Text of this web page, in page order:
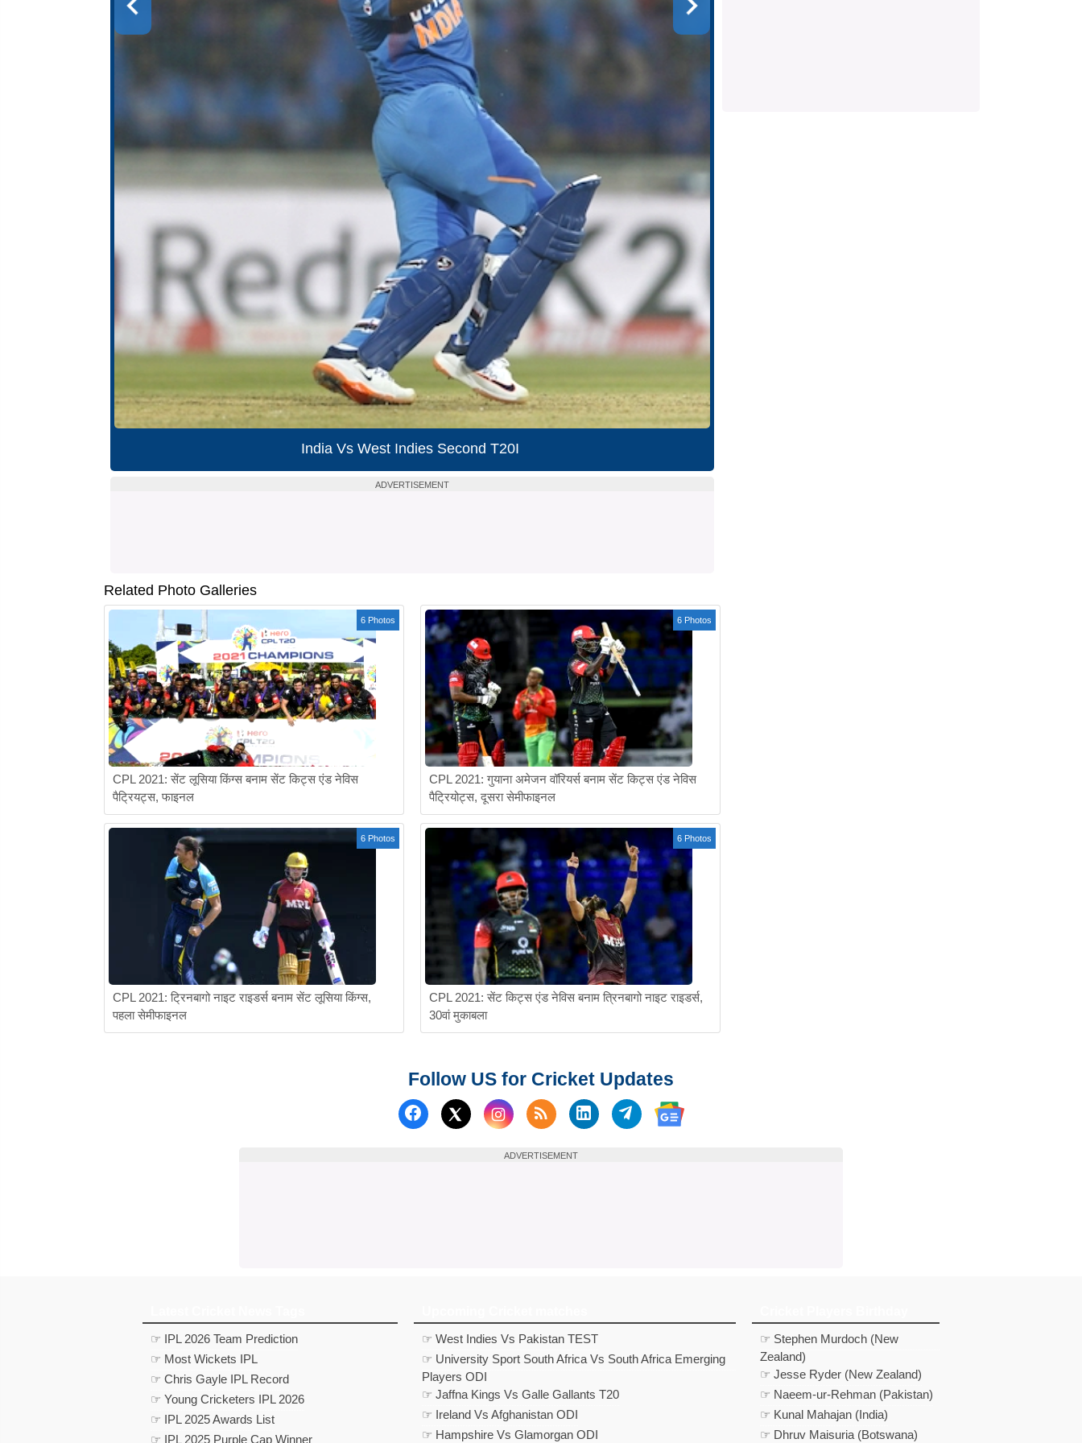
India Vs West Indies Second T20I
ADVERTISEMENT
Related Photo Galleries
6 Photos
CPL 2021: सेंट लूसिया किंग्स बनाम सेंट किट्स एंड नेविस
पैट्रियट्स, फाइनल
6 Photos
CPL 2021: गुयाना अमेजन वॉरियर्स बनाम सेंट किट्स एंड नेविस
पैट्रियोट्स, दूसरा सेमीफाइनल
6 Photos
CPL 2021: ट्रिनबागो नाइट राइडर्स बनाम सेंट लूसिया किंग्स,
पहला सेमीफाइनल
6 Photos
CPL 2021: सेंट किट्स एंड नेविस बनाम त्रिनबागो नाइट राइडर्स,
30वां मुकाबला
Follow US for Cricket Updates
Follow us on Facebook
Follow us on X (Twitter)
Subscribe to our RSS Feed
Follow us on LinkedIn
Follow us on Telegram
Follow us on Google News
ADVERTISEMENT
☞ IPL 2026 Team Prediction
☞ Most Wickets IPL
☞ Chris Gayle IPL Record
☞ Young Cricketers IPL 2026
☞ IPL 2025 Awards List
☞ IPL 2025 Purple Cap Winner
☞ West Indies Vs Pakistan TEST
☞ University Sport South Africa Vs South Africa Emerging
Players ODI
☞ Jaffna Kings Vs Galle Gallants T20
☞ Ireland Vs Afghanistan ODI
☞ Hampshire Vs Glamorgan ODI
☞ Stephen Murdoch (New
Zealand)
☞ Jesse Ryder (New Zealand)
☞ Naeem-ur-Rehman (Pakistan)
☞ Kunal Mahajan (India)
☞ Dhruv Maisuria (Botswana)